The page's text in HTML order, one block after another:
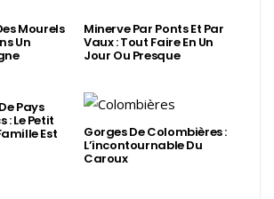
Mourels
Un
Minerve Par Ponts Et Par
Vaux : Tout Faire En Un
Jour Ou Presque
Pays
: Le Petit
Est Gorges De Colombières :
L’incontournable Du
Caroux